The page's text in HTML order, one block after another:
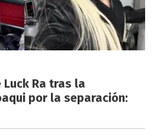
Ra tras la
por la separación: